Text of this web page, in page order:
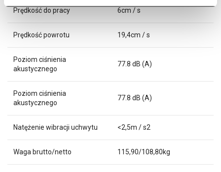
Prędkość do pracy 6cm / s
Prędkość powrotu 19,4cm / s
Poziom ciśnienia
akustycznego
77.8 dB (A)
Poziom ciśnienia
akustycznego
77.8 dB (A)
Natężenie wibracji uchwytu <2,5m / s2
Waga brutto/netto 115,90/108,80kg